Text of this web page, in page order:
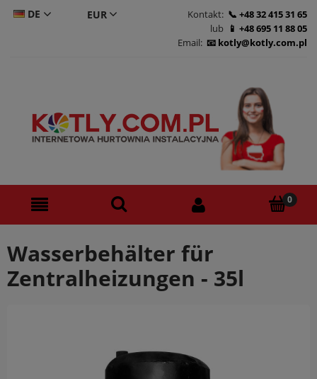
DE Kontakt:
+48 32 415 31 65
lub
+48 695 11 88 05
Email:
kotly@kotly.com.pl
Wasserbehälter für
Zentralheizungen - 35l